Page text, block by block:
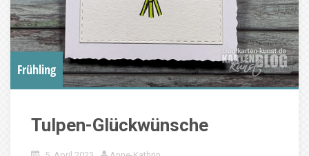
Frühling
Tulpen-Glückwünsche